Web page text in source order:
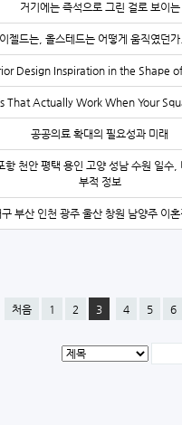
거기에는 즉석으로 그린 걸로 보이는
젤드는, 올스테드는 어떻게 움직였던가.
Design Inspiration in the Shape
That Actually Work When Your
공공의료 확대의 필요성과 미래
천안 평택 용인 고양 성남 수원 일
부적 정보
부산 인천 광주 울산 창원 남양주 이
처음 1 2 3 4 5 6